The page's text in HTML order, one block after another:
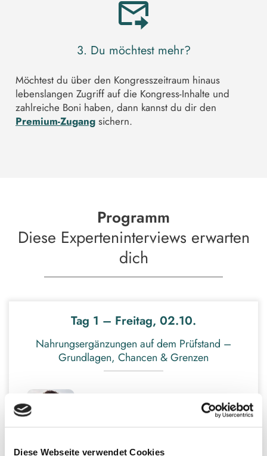
Diese Webseite verwendet Cookies
3. Du möchtest mehr?
Möchtest du über den Kongresszeitraum hinaus
lebenslangen Zugriff auf die Kongress-Inhalte und
zahlreiche Boni haben, dann kannst du dir den
Premium-Zugang sichern.
Programm
Diese Experteninterviews erwarten
dich
Tag 1 – Freitag, 02.10.
Nahrungsergänzungen auf dem Prüfstand –
Grundlagen, Chancen & Grenzen